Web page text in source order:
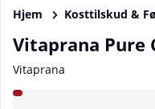
Hjem Kosttilskud &
Vitaprana Pure
Vitaprana
Produktbilleder